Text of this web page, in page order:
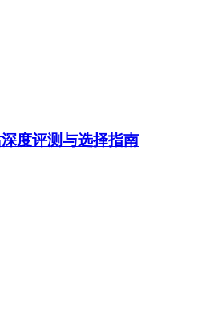
度评测与选择指南